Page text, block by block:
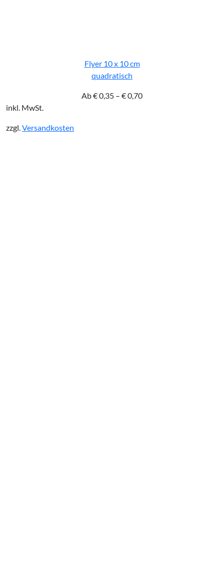
Flyer 10 x 10 cm
quadratisch
Ab€0,35 – €0,70
inkl. MwSt.
zzgl.Versandkosten